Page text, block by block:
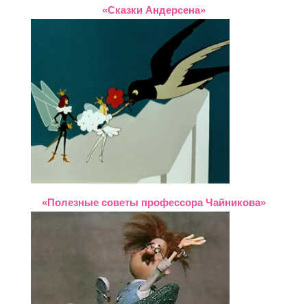
«Сказки Андерсена»
«Полезные советы профессора Чайникова»